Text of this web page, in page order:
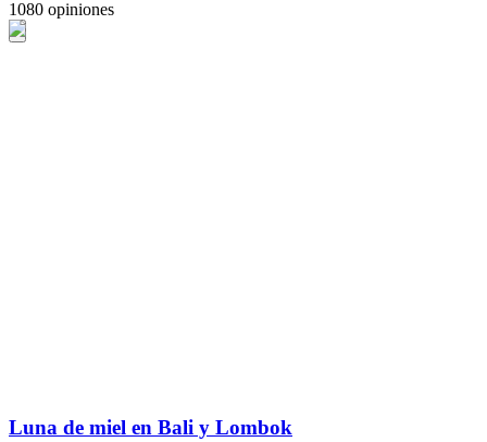
1080 opiniones
Luna de miel en Bali y Lombok